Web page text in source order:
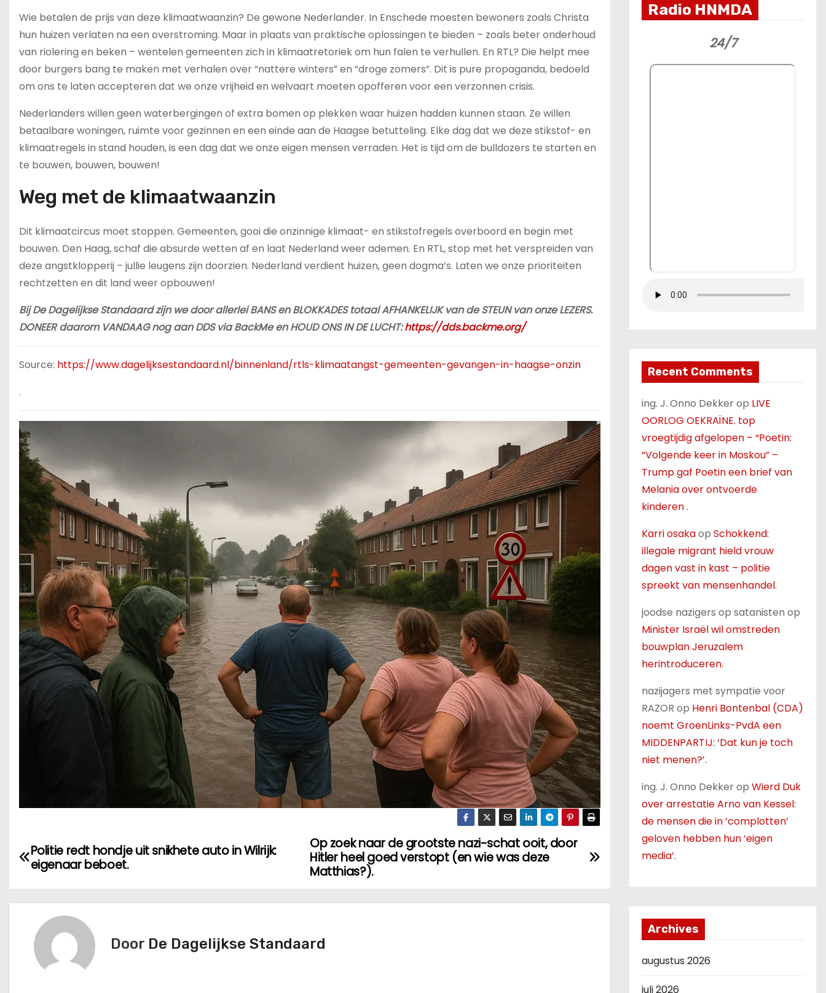
Wie betalen de prijs van deze klimaatwaanzin? De gewone Nederlander. In Enschede moesten bewoners zoals Christa
hun huizen verlaten na een overstroming. Maar in plaats van praktische oplossingen te bieden – zoals beter onderhoud
van riolering en beken – wentelen gemeenten zich in klimaatretoriek om hun falen te verhullen. En RTL? Die helpt mee
door burgers bang te maken met verhalen over “nattere winters” en “droge zomers”. Dit is pure propaganda, bedoeld
om ons te laten accepteren dat we onze vrijheid en welvaart moeten opofferen voor een verzonnen crisis.
Nederlanders willen geen waterbergingen of extra bomen op plekken waar huizen hadden kunnen staan. Ze willen
betaalbare woningen, ruimte voor gezinnen en een einde aan de Haagse betutteling. Elke dag dat we deze stikstof- en
klimaatregels in stand houden, is een dag dat we onze eigen mensen verraden. Het is tijd om de bulldozers te starten en
te bouwen, bouwen, bouwen!
Weg met de klimaatwaanzin
Dit klimaatcircus moet stoppen. Gemeenten, gooi die onzinnige klimaat- en stikstofregels overboord en begin met
bouwen. Den Haag, schaf die absurde wetten af en laat Nederland weer ademen. En RTL, stop met het verspreiden van
deze angstklopperij – jullie leugens zijn doorzien. Nederland verdient huizen, geen dogma’s. Laten we onze prioriteiten
rechtzetten en dit land weer opbouwen!
Bij De Dagelijkse Standaard zijn we door allerlei BANS en BLOKKADES totaal AFHANKELIJK van de STEUN van onze LEZERS.
DONEER daarom VANDAAG nog aan DDS via BackMe en HOUD ONS IN DE LUCHT:https://dds.backme.org/
Source: https://www.dagelijksestandaard.nl/binnenland/rtls-klimaatangst-gemeenten-gevangen-in-haagse-onzin
.
B
r
Op zoek naar de grootste nazi-schat ooit, door
Hitler heel goed verstopt (en wie was deze
Matthias?).
Politie redt hondje uit snikhete auto in Wilrijk:
eigenaar beboet.
Door De Dagelijkse Standaard
Radio HNMDA
24/7
Recent Comments
ing. J. Onno Dekkerop LIVE
OORLOG OEKRAÏNE. top
vroegtijdig afgelopen – “Poetin:
“Volgende keer in Moskou” –
Trump gaf Poetin een brief van
Melania over ontvoerde
kinderen .
Karri osakaop Schokkend:
illegale migrant hield vrouw
dagen vast in kast – politie
spreekt van mensenhandel.
joodse nazigers op satanisten op
Minister Israël wil omstreden
bouwplan Jeruzalem
herintroduceren.
nazijagers met sympatie voor
RAZOR op Henri Bontenbal (CDA)
noemt GroenLinks-PvdA een
MIDDENPARTIJ: ‘Dat kun je toch
niet menen?’.
ing. J. Onno Dekkerop Wierd Duk
over arrestatie Arno van Kessel:
de mensen die in ‘complotten’
geloven hebben hun ‘eigen
media’.
Archives
augustus 2026
juli 2026